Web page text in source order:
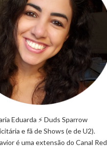
Eduarda ⚡ Duds Sparrow
e fã de Shows (e de U2).
é uma extensão do Canal Red